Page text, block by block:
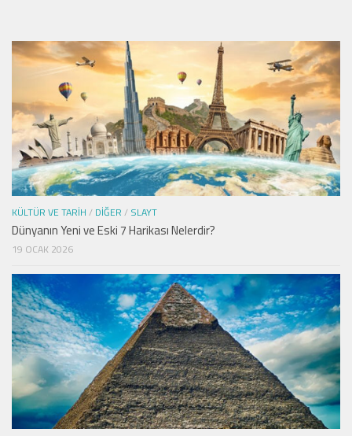
KÜLTÜR VE TARIH / DIĞER / SLAYT
Dünyanın Yeni ve Eski 7 Harikası Nelerdir?
19 OCAK 2026